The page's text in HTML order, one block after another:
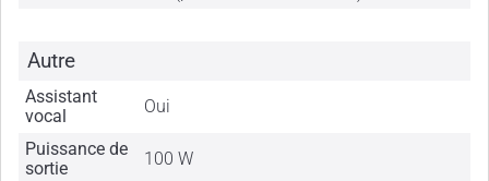
Autre
Assistant
vocal
Oui
Puissance de
sortie
100 W